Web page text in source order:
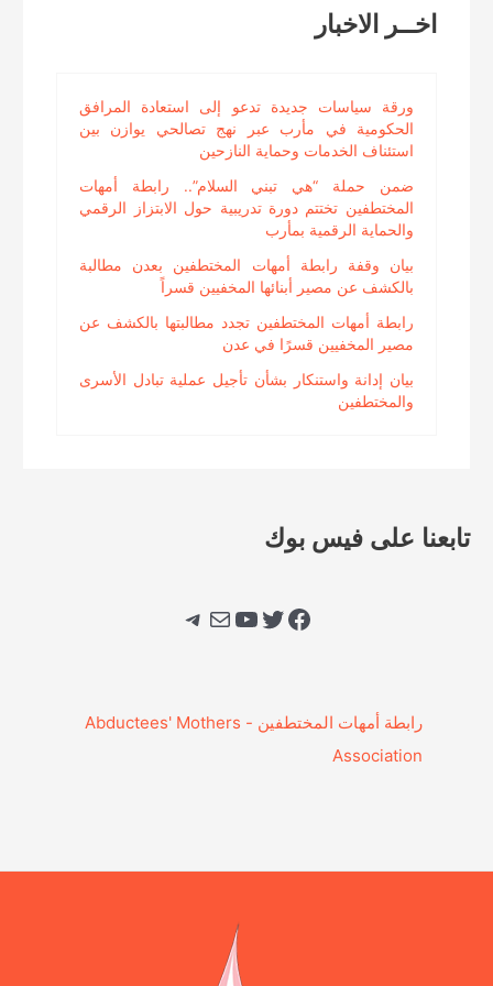
اخــر الاخبار
ورقة سياسات جديدة تدعو إلى استعادة المرافق
الحكومية في مأرب عبر نهج تصالحي يوازن بين
استئناف الخدمات وحماية النازحين
ضمن حملة “هي تبني السلام”.. رابطة أمهات
المختطفين تختتم دورة تدريبية حول الابتزاز الرقمي
والحماية الرقمية بمأرب
بيان وقفة رابطة أمهات المختطفين بعدن مطالبة
بالكشف عن مصير أبنائها المخفيين قسراً
رابطة أمهات المختطفين تجدد مطالبتها بالكشف عن
مصير المخفيين قسرًا في عدن
بيان إدانة واستنكار بشأن تأجيل عملية تبادل الأسرى
والمختطفين
تابعنا على فيس بوك
فيسبوك تويتر يوتيوببريد تيليجرام
‎رابطة أمهات المختطفين - Abductees' Mothers
Association‎